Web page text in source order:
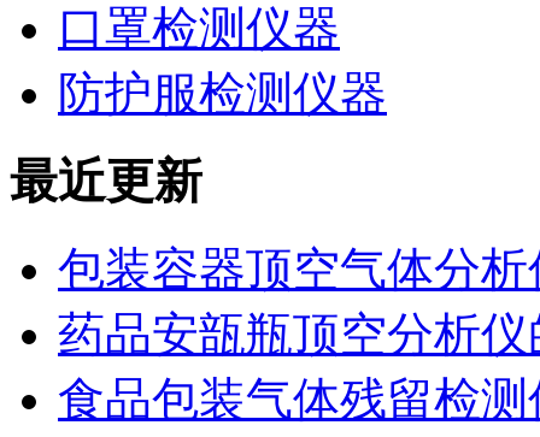
口罩检测仪器
防护服检测仪器
最近更新
包装容器顶空气体分
药品安瓿瓶顶空分析
食品包装气体残留检